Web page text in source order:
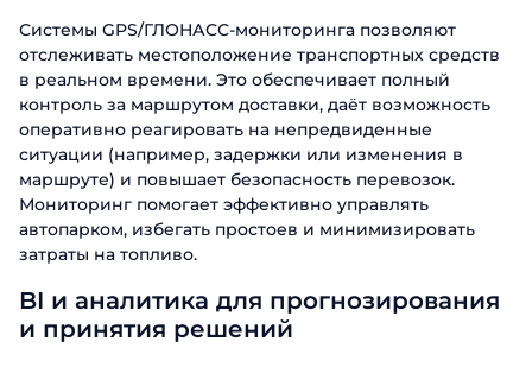
Системы GPS/ГЛОНАСС-мониторинга позволяют
отслеживать местоположение транспортных средств
в реальном времени. Это обеспечивает полный
контроль за маршрутом доставки, даёт возможность
оперативно реагировать на непредвиденные
ситуации (например, задержки или изменения в
маршруте) и повышает безопасность перевозок.
Мониторинг помогает эффективно управлять
автопарком, избегать простоев и минимизировать
затраты на топливо.
BI и аналитика для прогнозирования
и принятия решений